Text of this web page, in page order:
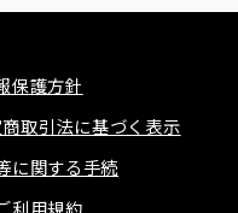
保護方針
取引法に基づく表示
に関する手続
利用規約